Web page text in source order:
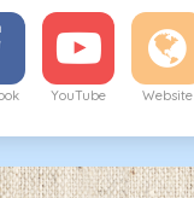
YouTube Website